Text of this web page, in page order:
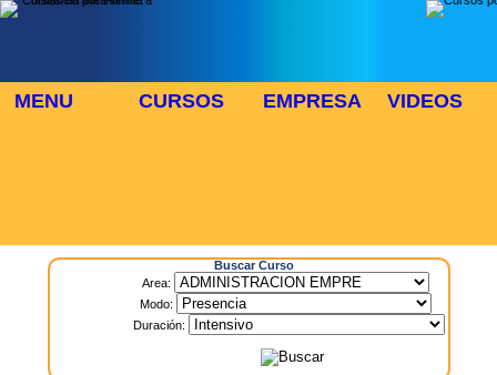
MENU CURSOS EMPRESA VIDEOS
Buscar Curso
Area:
Modo:
Duración: